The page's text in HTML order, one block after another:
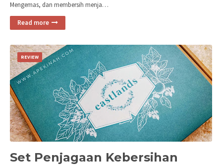
Mengemas, dan membersih menja…
Read more
REVIEW
Set Penjagaan Kebersihan